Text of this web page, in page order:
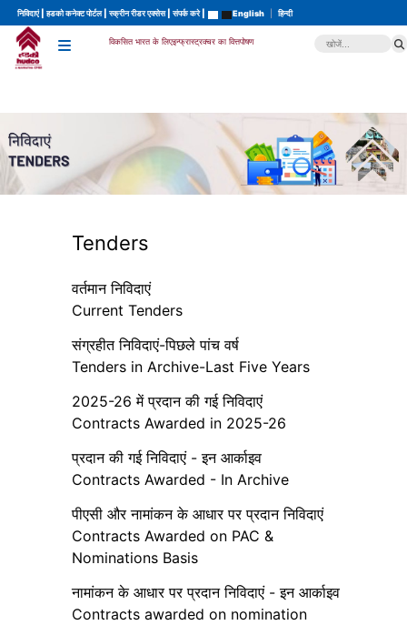
निविदाएं हडको कनेक्ट पोर्टल स्क्रीन रीडर एक्सेस संपर्क करे English हिन्दी
विकसित भारत के लिएइन्फ्रास्ट्रक्चर का वित्तपोषण
Tenders
वर्तमान निविदाएं
Current Tenders
संग्रहीत निविदाएं-पिछले पांच वर्ष
Tenders in Archive-Last Five Years
2025-26 में प्रदान की गई निविदाएं
Contracts Awarded in 2025-26
प्रदान की गई निविदाएं - इन आर्काइव
Contracts Awarded - In Archive
पीएसी और नामांकन के आधार पर प्रदान निविदाएं
Contracts Awarded on PAC &
Nominations Basis
नामांकन के आधार पर प्रदान निविदाएं - इन आर्काइव
Contracts awarded on nomination